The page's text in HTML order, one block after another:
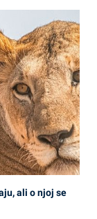
ali o njoj se